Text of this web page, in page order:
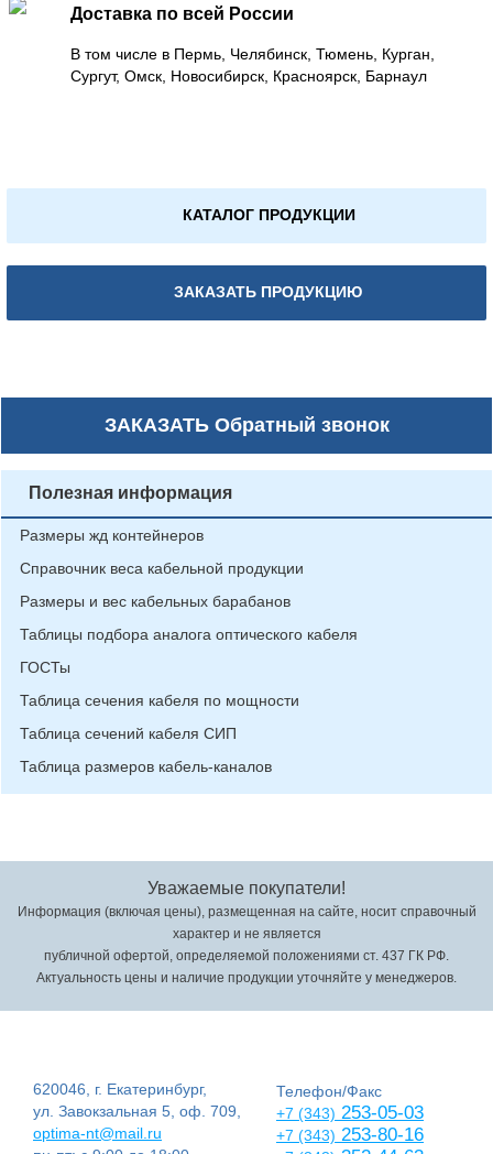
Доставка по всей России
В том числе в Пермь, Челябинск, Тюмень, Курган,
Сургут, Омск, Новосибирск, Красноярск, Барнаул
КАТАЛОГ ПРОДУКЦИИ
ЗАКАЗАТЬ ПРОДУКЦИЮ
ЗАКАЗАТЬОбратный звонок
Полезная информация
Размеры жд контейнеров
Справочник веса кабельной продукции
Размеры и вес кабельных барабанов
Таблицы подбора аналога оптического кабеля
ГОСТы
Таблица сечения кабеля по мощности
Таблица сечений кабеля СИП
Таблица размеров кабель-каналов
Уважаемые покупатели!
Информация (включая цены), размещенная на сайте, носит справочный
характер и не является
публичной офертой, определяемой положениями ст. 437 ГК РФ.
Актуальность цены и наличие продукции уточняйте у менеджеров.
620046, г. Екатеринбург,
ул. Завокзальная 5, оф. 709,
optima-nt@mail.ru
Телефон/Факс
+7 (343) 253-05-03
+7 (343) 253-80-16